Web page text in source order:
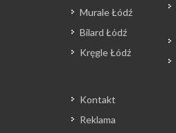
Murale Łódź
Bilard Łódź
Kręgle Łódź
Kontakt
Reklama